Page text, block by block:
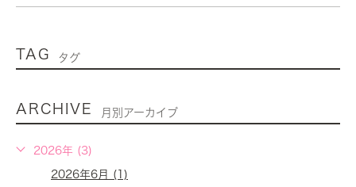
TAG タグ
ARCHIVE 月別アーカイブ
2026年 (3)
2026年6月 (1)